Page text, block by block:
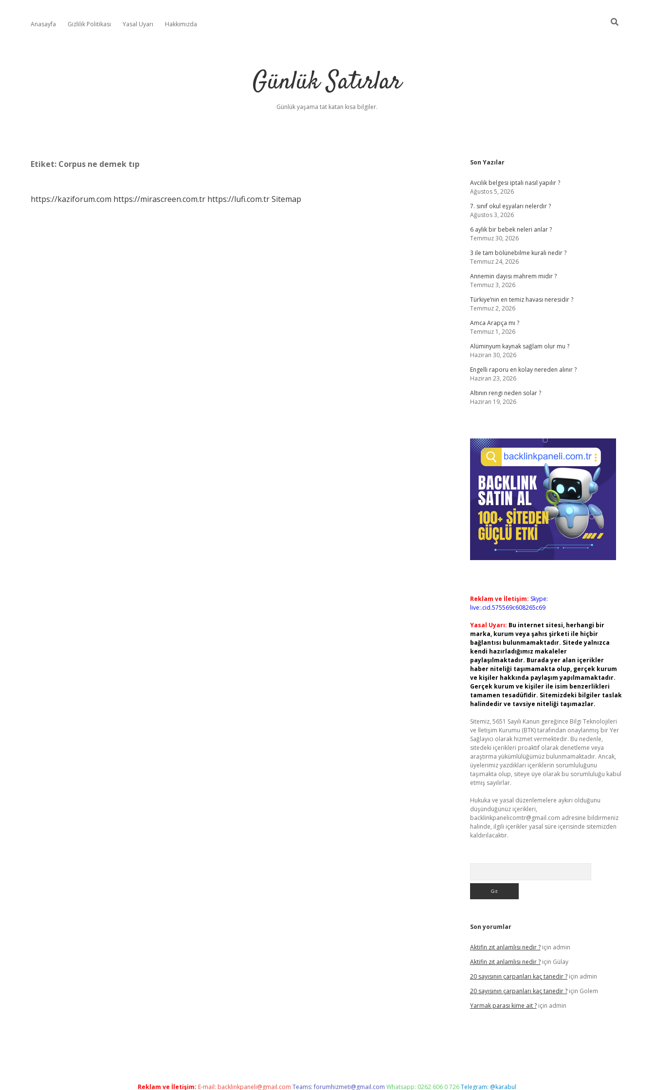
Anasayfa Gizlilik Politikası Yasal Uyarı Hakkımızda
Günlük Satırlar
Günlük yaşama tat katan kısa bilgiler.
Etiket: Corpus ne demek tıp
https://kaziforum.com https://mirascreen.com.tr https://lufi.com.trSitemap
Sidebar
Son Yazılar
Avcılık belgesi iptali nasıl yapılır ?
Ağustos 5, 2026
7. sınıf okul eşyaları nelerdir ?
Ağustos 3, 2026
6 aylık bir bebek neleri anlar ?
Temmuz 30, 2026
3 ile tam bölünebilme kuralı nedir ?
Temmuz 24, 2026
Annemin dayısı mahrem midir ?
Temmuz 3, 2026
Türkiye’nin en temiz havası neresidir ?
Temmuz 2, 2026
Amca Arapça mı ?
Temmuz 1, 2026
Alüminyum kaynak sağlam olur mu ?
Haziran 30, 2026
Engelli raporu en kolay nereden alınır ?
Haziran 23, 2026
Altının rengi neden solar ?
Haziran 19, 2026
Reklam ve İletişim: Skype:
live:.cid.575569c608265c69
Yasal Uyarı: Bu internet sitesi, herhangi bir
marka, kurum veya şahıs şirketi ile hiçbir
bağlantısı bulunmamaktadır. Sitede yalnızca
kendi hazırladığımız makaleler
paylaşılmaktadır. Burada yer alan içerikler
haber niteliği taşımamakta olup, gerçek kurum
ve kişiler hakkında paylaşım yapılmamaktadır.
Gerçek kurum ve kişiler ile isim benzerlikleri
tamamen tesadüfidir. Sitemizdeki bilgiler taslak
halindedir ve tavsiye niteliği taşımazlar.
Sitemiz, 5651 Sayılı Kanun gereğince Bilgi Teknolojileri
ve İletişim Kurumu (BTK) tarafından onaylanmış bir Yer
Sağlayıcı olarak hizmet vermektedir. Bu nedenle,
sitedeki içerikleri proaktif olarak denetleme veya
araştırma yükümlülüğümüz bulunmamaktadır. Ancak,
üyelerimiz yazdıkları içeriklerin sorumluluğunu
taşımakta olup, siteye üye olarak bu sorumluluğu kabul
etmiş sayılırlar.
Hukuka ve yasal düzenlemelere aykırı olduğunu
düşündüğünüz içerikleri,
backlinkpanelicomtr@gmail.com adresine bildirmeniz
halinde, ilgili içerikler yasal süre içerisinde sitemizden
kaldırılacaktır.
Son yorumlar
Aktifin zıt anlamlısı nedir ?için admin
Aktifin zıt anlamlısı nedir ?için Gülay
20 sayısının çarpanları kaç tanedir ?için admin
20 sayısının çarpanları kaç tanedir ?için Golem
Yarmak parası kime ait ?için admin
Reklam ve İletişim: E-mail: backlinkpaneli@gmail.com Teams:forumhizmeti@gmail.com Whatsapp: 0262 606 0 726Telegram: @karabul